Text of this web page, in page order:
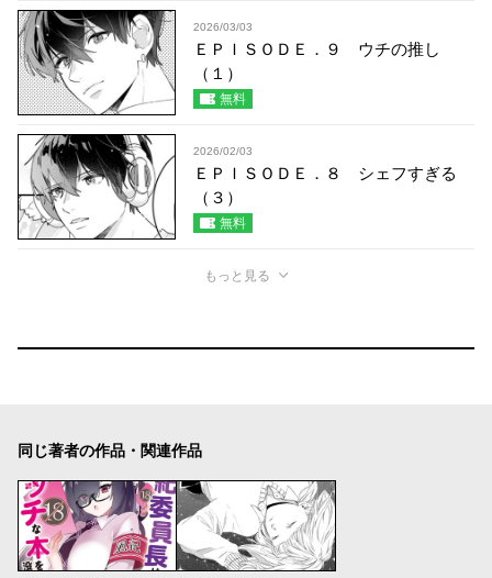
2026/03/03
ＥＰＩＳＯＤＥ．９ ウチの推し
（１）
無料
2026/02/03
ＥＰＩＳＯＤＥ．８ シェフすぎる
（３）
無料
もっと見る
同じ著者の作品・関連作品